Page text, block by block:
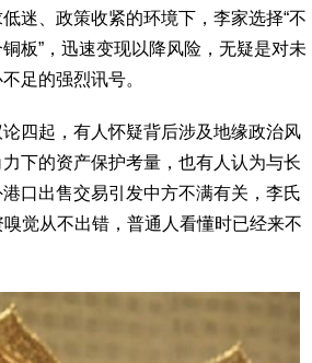
迷、政策收紧的环境下，李家选择“不
板”，迅速变现以降风险，无疑是对未
足的强烈讯号。
四起，有人怀疑背后涉及地缘政治风
下的资产保护考量，也有人认为与长
口出售交易引发中方不满有关，李氏
觉从不出错，普通人看懂时已经来不